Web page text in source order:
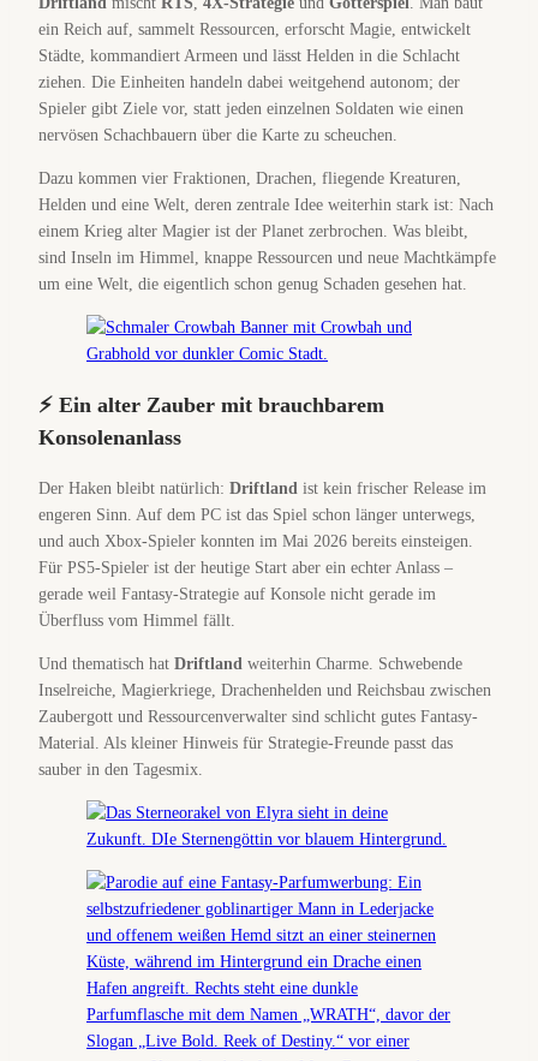
ein Reich auf, sammelt Ressourcen, erforscht Magie, entwickelt
Städte, kommandiert Armeen und lässt Helden in die Schlacht
ziehen. Die Einheiten handeln dabei weitgehend autonom; der
Spieler gibt Ziele vor, statt jeden einzelnen Soldaten wie einen
nervösen Schachbauern über die Karte zu scheuchen.
Dazu kommen vier Fraktionen, Drachen, fliegende Kreaturen,
Helden und eine Welt, deren zentrale Idee weiterhin stark ist: Nach
einem Krieg alter Magier ist der Planet zerbrochen. Was bleibt,
sind Inseln im Himmel, knappe Ressourcen und neue Machtkämpfe
um eine Welt, die eigentlich schon genug Schaden gesehen hat.
⚡ Ein alter Zauber mit brauchbarem
Konsolenanlass
Der Haken bleibt natürlich: Driftland ist kein frischer Release im
engeren Sinn. Auf dem PC ist das Spiel schon länger unterwegs,
und auch Xbox-Spieler konnten im Mai 2026 bereits einsteigen.
Für PS5-Spieler ist der heutige Start aber ein echter Anlass –
gerade weil Fantasy-Strategie auf Konsole nicht gerade im
Überfluss vom Himmel fällt.
Und thematisch hat Driftland weiterhin Charme. Schwebende
Inselreiche, Magierkriege, Drachenhelden und Reichsbau zwischen
Zaubergott und Ressourcenverwalter sind schlicht gutes Fantasy-
Material. Als kleiner Hinweis für Strategie-Freunde passt das
sauber in den Tagesmix.